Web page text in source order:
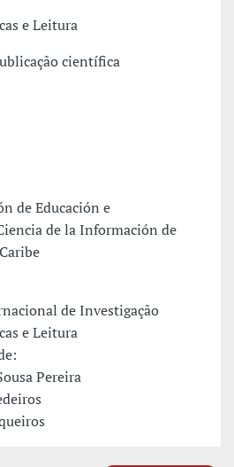
e Leitura
científica
de Educación e
de la Información de
de Investigação
e Leitura
Pereira